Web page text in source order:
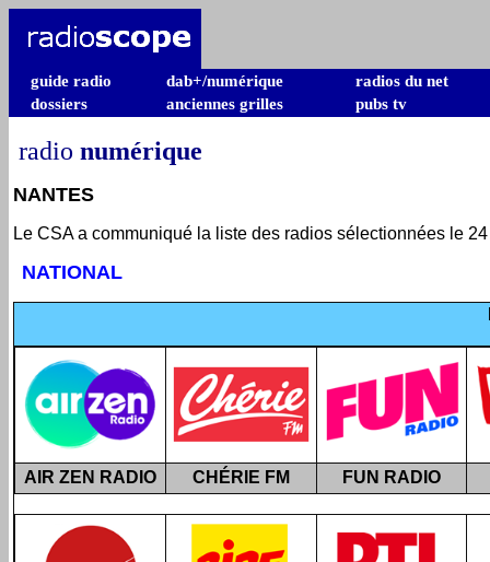
guide radio dab+/numérique
radios du net
dossiers
anciennes grilles pubs tv
radio numérique
NANTES
Le CSA a communiqué la liste des radios sélectionnées le
NATIONAL
AIR ZEN RADIO CHÉRIE FM FUN RADIO